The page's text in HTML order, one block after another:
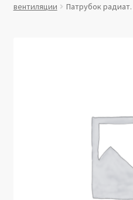
Витрина
Юридические данные
вентиляции
Патрубок